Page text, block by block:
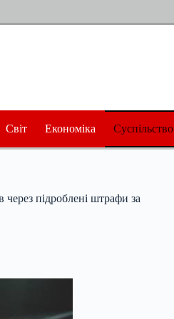
Світ Економіка Суспільство
підроблені штрафи за